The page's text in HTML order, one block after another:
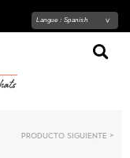
Langue : Spanish
Producto siguiente